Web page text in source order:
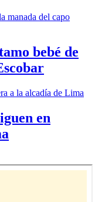
bebé de
en